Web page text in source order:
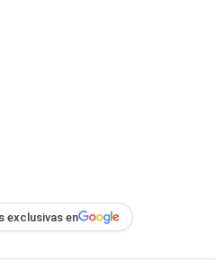
exclusivas en